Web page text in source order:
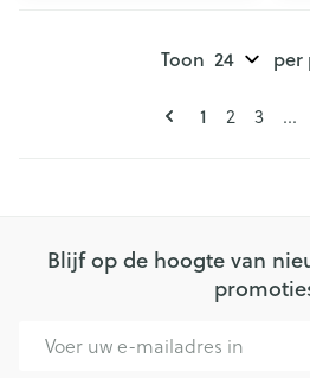
U lees
1 Pagina
2 Pagina
3 ...
Toon per
Blijf op de hoogte van